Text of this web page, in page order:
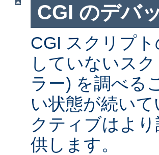
CGI のデバ
CGI スクリプ
していないス
ラー) を調べる
い状態が続い
クティブはよ
供します。